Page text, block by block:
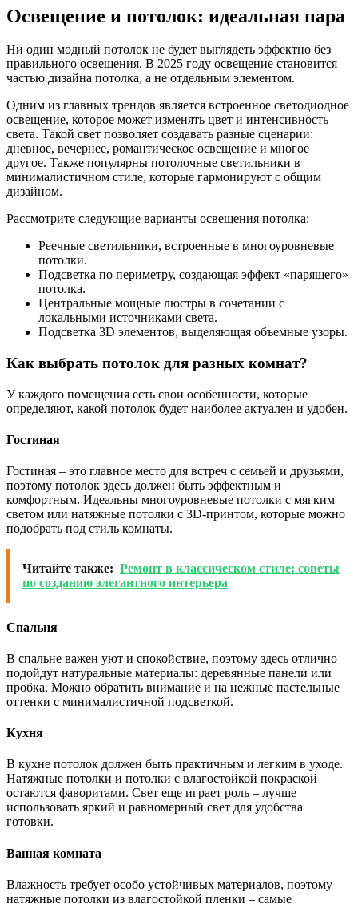
Освещение и потолок: идеальная пара
Ни один модный потолок не будет выглядеть эффектно без
правильного освещения. В 2025 году освещение становится
частью дизайна потолка, а не отдельным элементом.
Одним из главных трендов является встроенное светодиодное
освещение, которое может изменять цвет и интенсивность
света. Такой свет позволяет создавать разные сценарии:
дневное, вечернее, романтическое освещение и многое
другое. Также популярны потолочные светильники в
минималистичном стиле, которые гармонируют с общим
дизайном.
Рассмотрите следующие варианты освещения потолка:
Реечные светильники, встроенные в многоуровневые
потолки.
Подсветка по периметру, создающая эффект «парящего»
потолка.
Центральные мощные люстры в сочетании с
локальными источниками света.
Подсветка 3D элементов, выделяющая объемные узоры.
Как выбрать потолок для разных комнат?
У каждого помещения есть свои особенности, которые
определяют, какой потолок будет наиболее актуален и удобен.
Гостиная
Гостиная – это главное место для встреч с семьей и друзьями,
поэтому потолок здесь должен быть эффектным и
комфортным. Идеальны многоуровневые потолки с мягким
светом или натяжные потолки с 3D-принтом, которые можно
подобрать под стиль комнаты.
Читайте также: Ремонт в классическом стиле: советы
по созданию элегантного интерьера
Спальня
В спальне важен уют и спокойствие, поэтому здесь отлично
подойдут натуральные материалы: деревянные панели или
пробка. Можно обратить внимание и на нежные пастельные
оттенки с минималистичной подсветкой.
Кухня
В кухне потолок должен быть практичным и легким в уходе.
Натяжные потолки и потолки с влагостойкой покраской
остаются фаворитами. Свет еще играет роль – лучше
использовать яркий и равномерный свет для удобства
готовки.
Ванная комната
Влажность требует особо устойчивых материалов, поэтому
натяжные потолки из влагостойкой пленки – самые